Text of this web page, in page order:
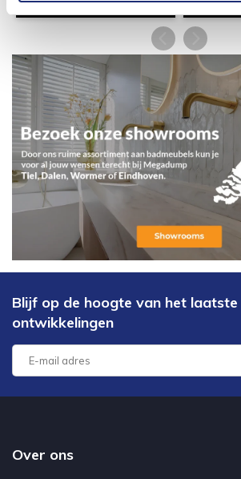
Blijf op de hoogte van het laatste
ontwikkelingen
Over ons